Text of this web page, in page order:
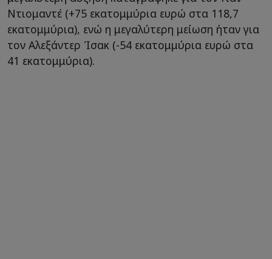
Ντιομαντέ (+75 εκατομμύρια ευρώ στα 118,7
εκατομμύρια), ενώ η μεγαλύτερη μείωση ήταν για
τον Αλεξάντερ Ίσακ (-54 εκατομμύρια ευρώ στα
41 εκατομμύρια).